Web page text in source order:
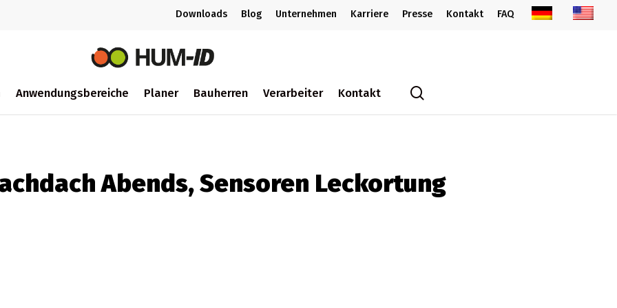
Downloads Blog Unternehmen Karriere Presse Kontakt FAQ
Anwendungsbereiche Planer Bauherren Verarbeiter Kontakt
Abends, Sensoren Leckortung